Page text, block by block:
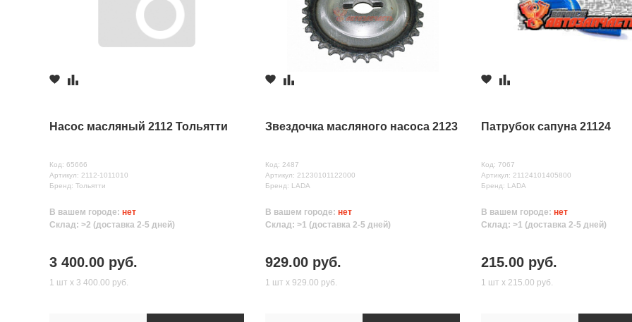
Насос масляный 2112 Тольятти
Код: 65666
Артикул: 2112-1011010
Бренд: Тольятти
В вашем городе: нет
Склад: >2 (доставка 2-5 дней)
3 400.00 руб.
1 шт х 3 400.00 руб.
Звездочка масляного насоса 2123
Код: 2487
Артикул: 21230101122000
Бренд: LADA
В вашем городе:нет
Склад: >1 (доставка 2-5 дней)
929.00 руб.
1 шт х 929.00 руб.
Патрубок сапуна 21124
Код: 7067
Артикул: 21124101405800
Бренд: LADA
В вашем городе:нет
Склад: >1 (доставка 2-5 дней)
215.00 руб.
1 шт х 215.00 руб.